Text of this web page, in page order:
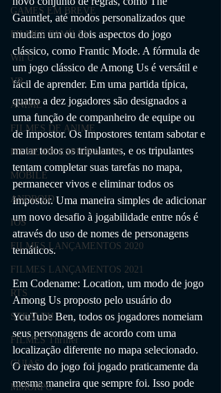
GAMES EM BREVE
FILMES FAMÍLIA
Wii U
VR
ANIME
FILMES DE ANIME
FILME DE ESPIONAGEM
MOBILE
ANDROID
IOS
FILMES LANÇAMENTOS 2020
FILMES LANÇAMENTOS 2021
RTS
STEALTH
FILMES Thriller
GUIAS
MMORPG
Gauntlet, até modos personalizados que
mudam um ou dois aspectos do jogo
clássico, como Frantic Mode. A fórmula de
um jogo clássico de Among Us é versátil e
fácil de aprender. Em uma partida típica,
quatro a dez jogadores são designados a
uma função de companheiro de equipe ou
de Impostor. Os Impostores tentam sabotar e
matar todos os tripulantes, e os tripulantes
tentam completar suas tarefas no mapa,
permanecer vivos e eliminar todos os
Impostor. Uma maneira simples de adicionar
um novo desafio à jogabilidade entre nós é
através do uso de nomes de personagens
temáticos.
Em Codename: Location, um modo de jogo
Among Us proposto pelo usuário do
YouTube Ben, todos os jogadores nomeiam
seus personagens de acordo com uma
localização diferente no mapa selecionado.
O resto do jogo foi jogado praticamente da
mesma maneira que sempre foi. Isso pode